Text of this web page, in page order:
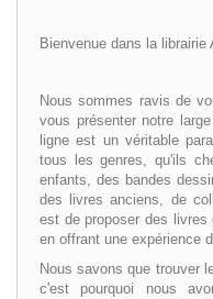
BANDES DESSINÉES
LOISIRS, VIE PRATIQUE
SCOLAIRE ET DICTIONNAIRE
LIVRES ANCIENS AVANT
Bienvenue dans la
Nous sommes ravis de
vous présenter notre
ligne est un véritable
tous les genres, qu'ils
enfants, des bandes
des livres anciens, de
est de proposer des
en offrant une expérience
Nous savons que trouver
c'est pourquoi nous